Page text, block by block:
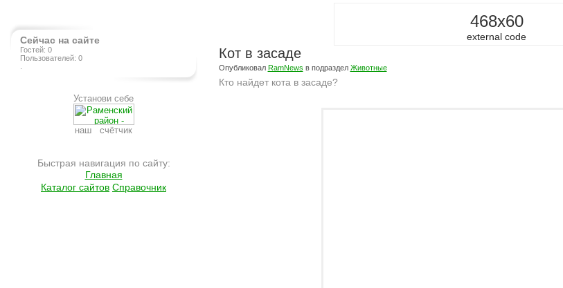
Сейчас на сайте
Гостей: 0
Пользователей: 0
Установи себе
наш счётчик
Быстрая навигация по сайту:
Главная
Каталог сайтов Справочник
468x60
external code
Кот в засаде
Опубликовал RamNews в подраздел Животные
Кто найдет кота в засаде?